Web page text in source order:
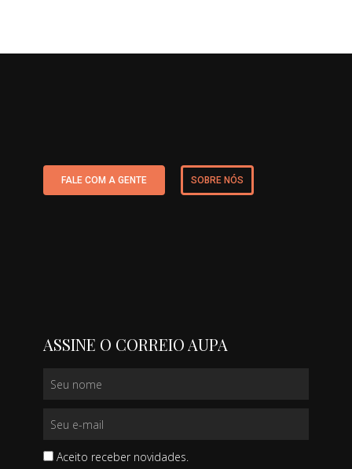
FALE COM A GENTE SOBRE NÓS
ASSINE O CORREIO AUPA
Aceito receber novidades.